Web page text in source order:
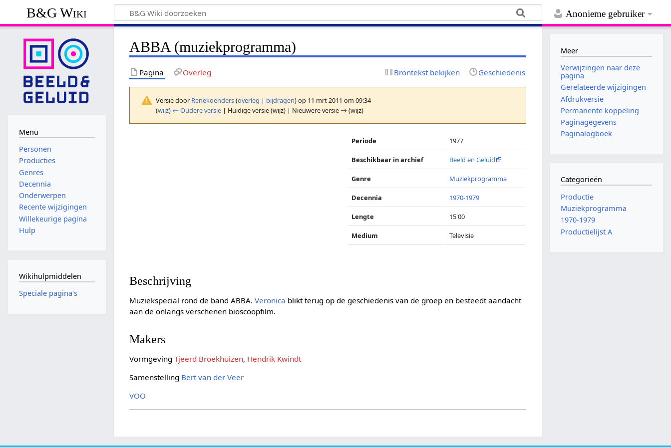
Anonieme gebruiker
B&G Wiki
ABBA (muziekprogramma)
Pagina Overleg Brontekst bekijken Geschiedenis
Versie door Renekoenders(overleg | bijdragen)op 11 mrt 2011 om 09:34
(wijz) ← Oudere versie | Huidige versie (wijz) | Nieuwere versie → (wijz)
Periode 1977
Beschikbaar in archief Beeld en Geluid
Genre Muziekprogramma
Decennia 1970-1979
Lengte 15'00
Medium Televisie
Beschrijving
Muziekspecial rond de band ABBA.Veronica blikt terug op de geschiedenis van de groep en besteedt aandacht
aan de onlangs verschenen bioscoopfilm.
Makers
VormgevingTjeerd Broekhuizen, Hendrik Kwindt
Samenstelling Bert van der Veer
VOO
Menu
Personen
Producties
Genres
Decennia
Onderwerpen
Recente wijzigingen
Willekeurige pagina
Hulp
Wikihulpmiddelen
Speciale pagina's
Meer
Verwijzingen naar deze
pagina
Gerelateerde wijzigingen
Afdrukversie
Permanente koppeling
Paginagegevens
Paginalogboek
Categorieën
Productie
Muziekprogramma
1970-1979
Productielijst A